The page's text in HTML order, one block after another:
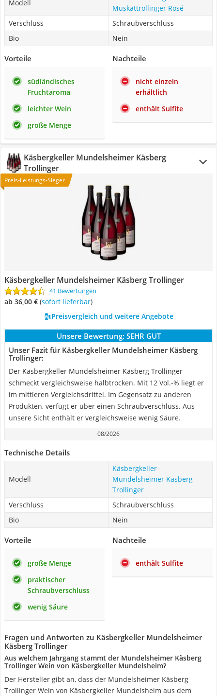
Modell
Muskattrollinger Rosé
Verschluss
Schraubverschluss
Bio
Nein
Vorteile
südländisches
Fruchtaroma
leichter Wein
große Menge
Nachteile
nicht einzeln
erhältlich
enthält Sulfite
Käsbergkeller Mundelsheimer Käsberg
Trollinger
Preis-Leistungs-Sieger
Käsbergkeller Mundelsheimer Käsberg Trollinger
41 Bewertungen
ab 36,00 € ( Sofort lieferbar)
Preisvergleich und weitere Angebote
Unsere Bewertung: SEHR GUT
Unser Fazit für Käsbergkeller Mundelsheimer Käsberg
Trollinger:
Der Käsbergkeller Mundelsheimer Käsberg Trollinger
schmeckt vergleichsweise halbtrocken. Mit 12 Vol.-% liegt er
im mittleren Vergleichsdrittel. Im Gegensatz zu anderen
Produkten, verfügt er über einen Schraubverschluss. Aus
unsere Sicht enthält er vergleichsweise wenig Säure.
08/2026
Technische Details
Modell
Käsbergkeller
Mundelsheimer Käsberg
Trollinger
Verschluss
Schraubverschluss
Bio
Nein
Vorteile
große Menge
praktischer
Schraubverschluss
wenig Säure
Nachteile
enthält Sulfite
Fragen und Antworten zu Käsbergkeller Mundelsheimer
Käsberg Trollinger
Aus welchem Jahrgang stammt der Mundelsheimer Käsberg
Trollinger Wein von Käsbergkeller Mundelsheim?
Der Hersteller gibt an, dass der Mundelsheimer Käsberg
Trollinger Wein von Käsbergkeller Mundelsheim aus dem